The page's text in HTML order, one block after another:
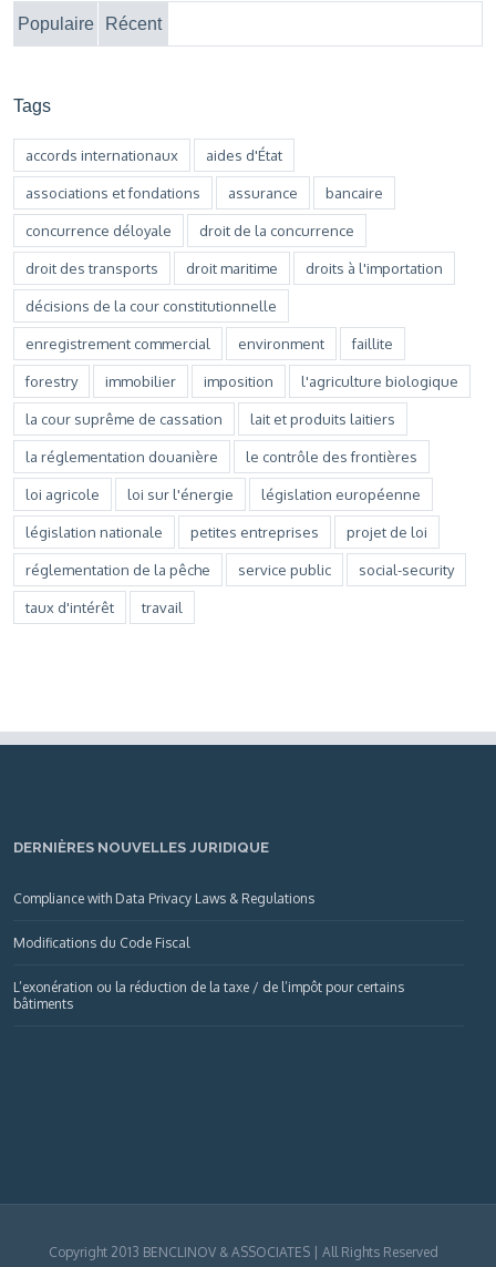
Populaire Récent
Tags
accords internationaux aides d'État
associations et fondations assurance bancaire
concurrence déloyale droit de la concurrence
droit des transports droit maritime droits à l'importation
décisions de la cour constitutionnelle
enregistrement commercial environment faillite
forestry immobilier imposition l'agriculture biologique
la cour suprême de cassation lait et produits laitiers
la réglementation douanière le contrôle des frontières
loi agricole loi sur l'énergie législation européenne
législation nationale petites entreprises projet de loi
réglementation de la pêche service public social-security
taux d'intérêt travail
DERNIÈRES NOUVELLES JURIDIQUE
Compliance with Data Privacy Laws & Regulations
Modifications du Code Fiscal
L’exonération ou la réduction de la taxe / de l’impôt pour certains
bâtiments
Copyright 2013 BENCLINOV & ASSOCIATES | All Rights Reserved